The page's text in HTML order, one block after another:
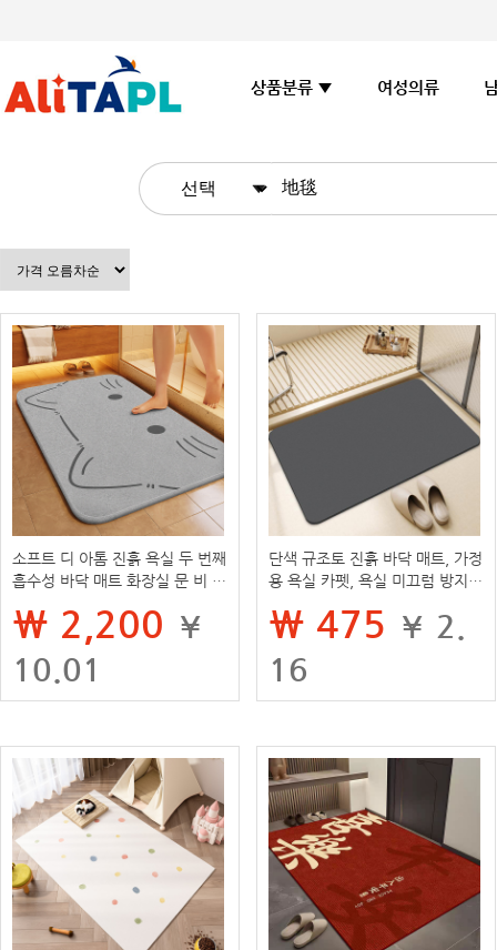
상품분류 ▼ 여성의류
소프트 디 아톰 진흙 욕실 두 번째
흡수성 바닥 매트 화장실 문 비 슬
가정용 카펫
₩ 2,200 ¥
10.01
단색 규조토 진흙 바닥 매트, 가정
용 욕실 카펫, 욕실 미끄럼 방지
지 및 관리 용이
₩ 475 ¥ 2.
16